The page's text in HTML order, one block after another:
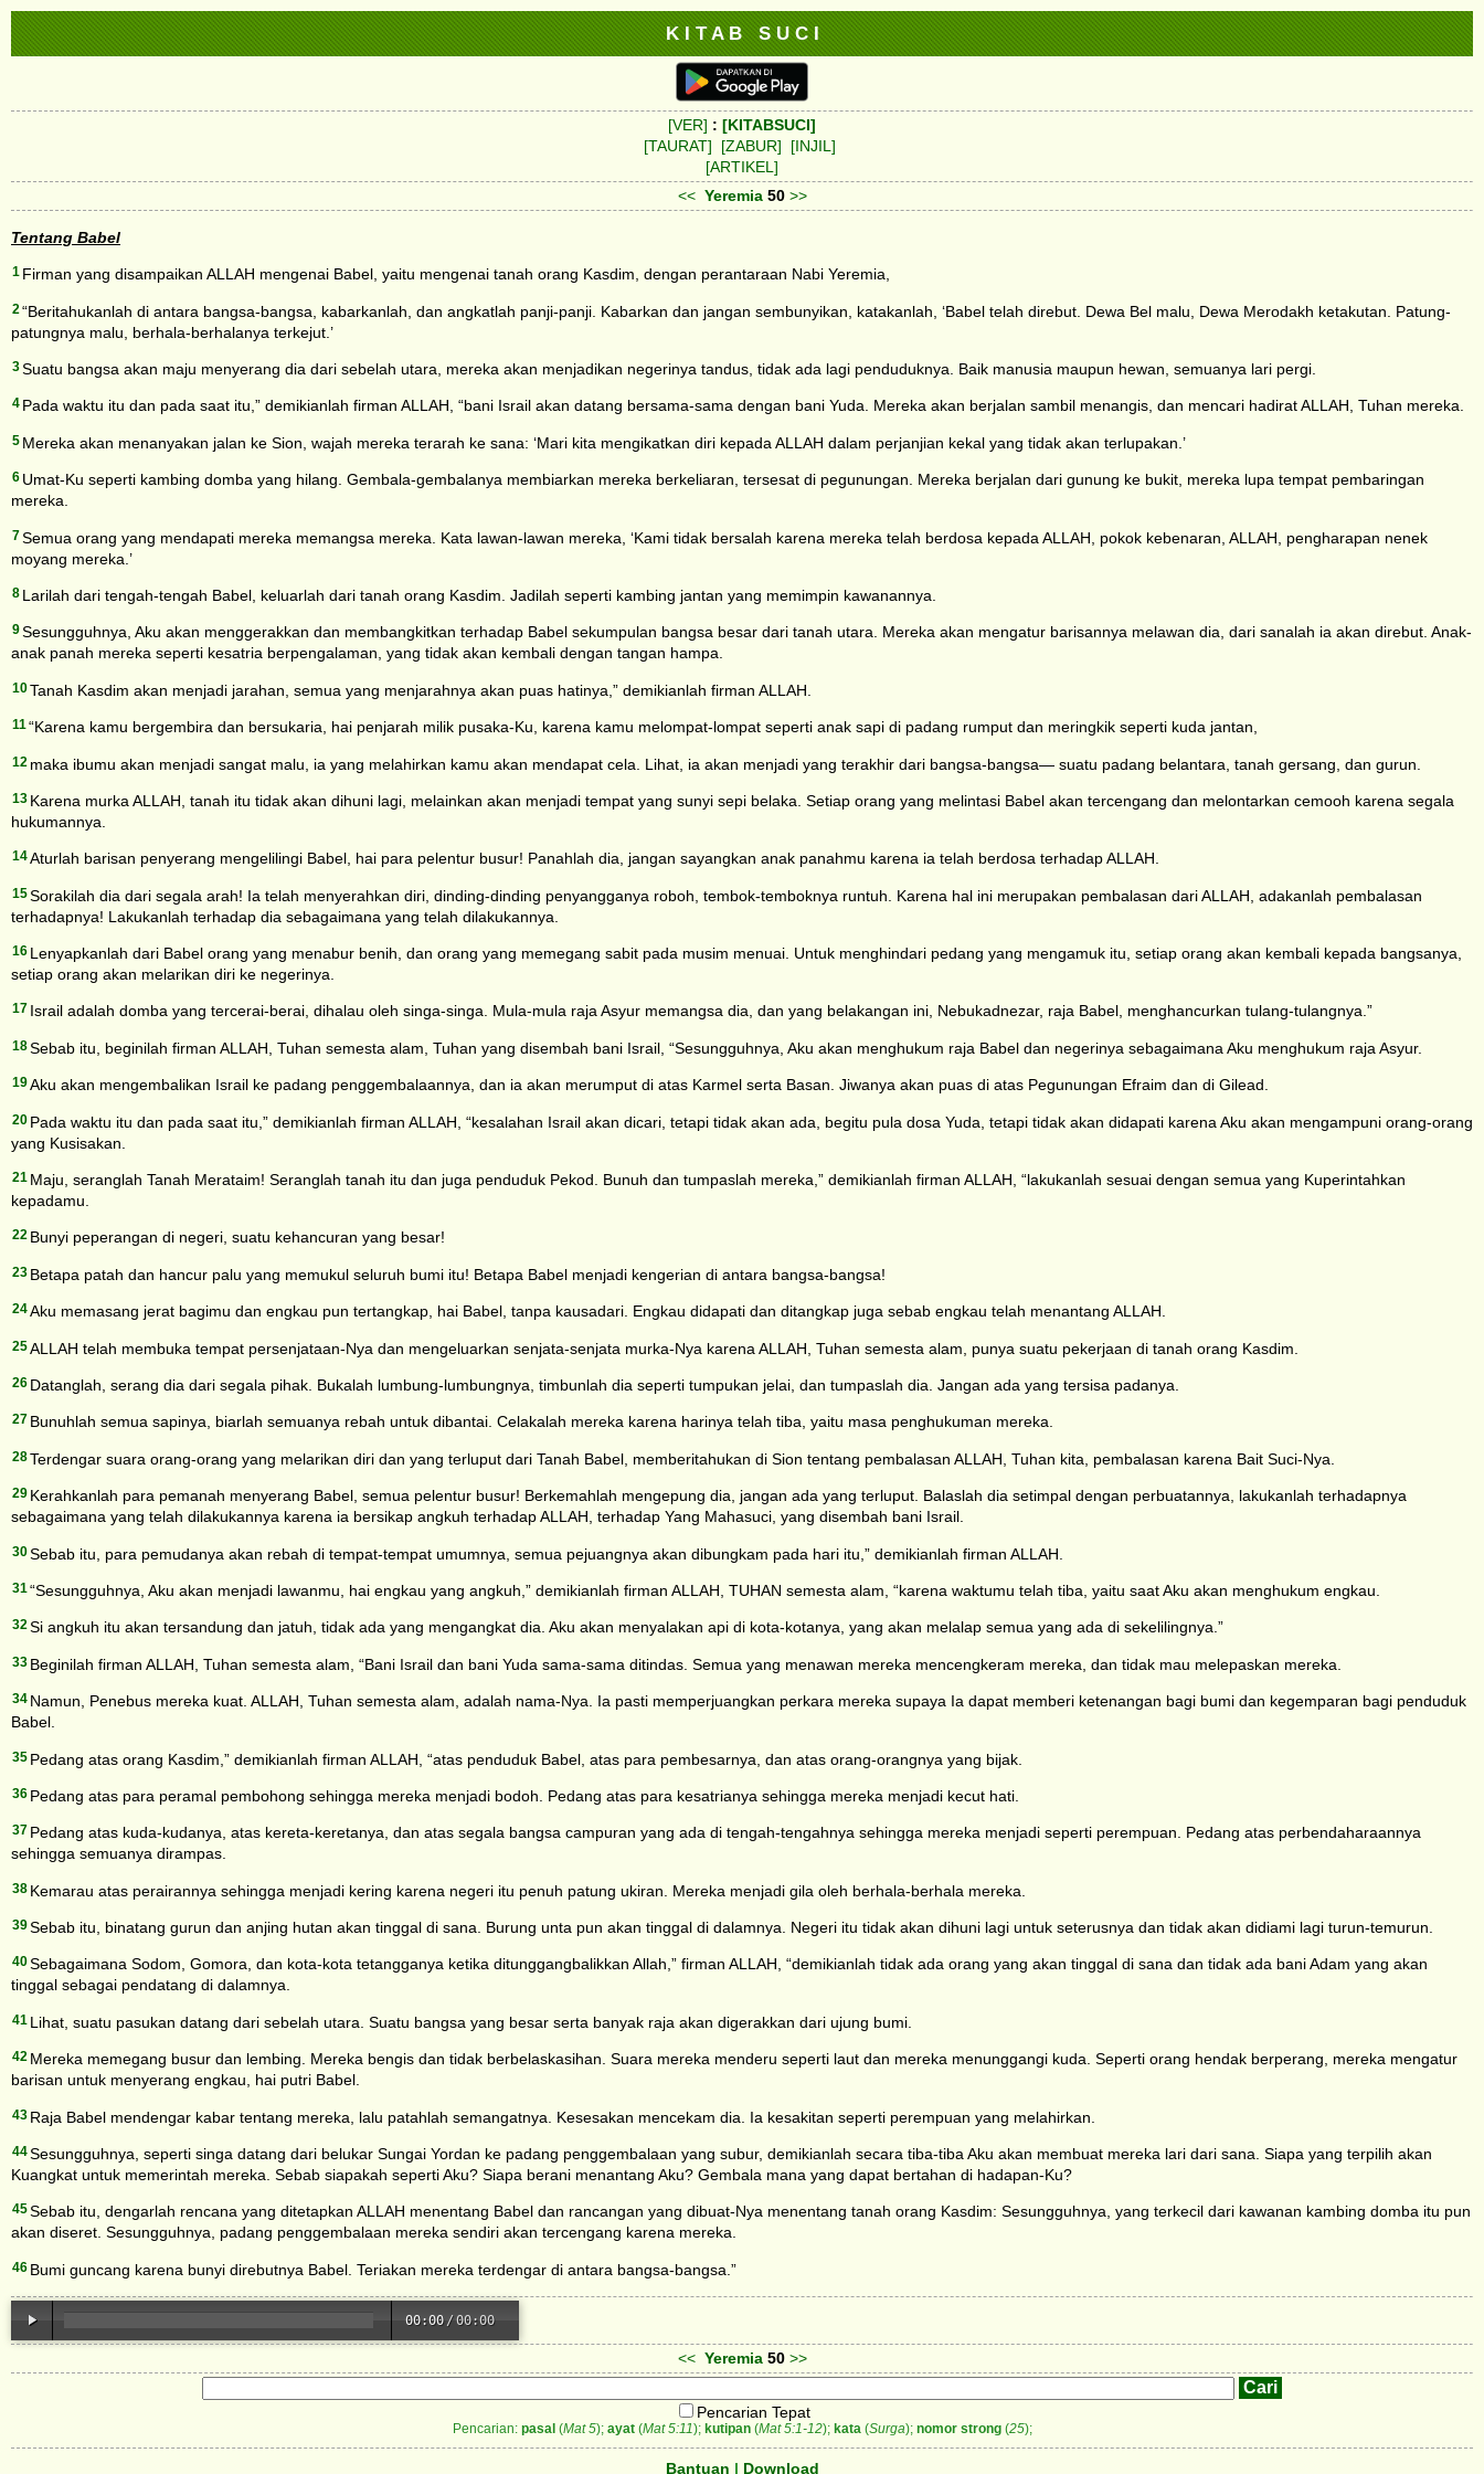
K I T A B S U C I
[VER] : [KITABSUCI]
[TAURAT]
[ZABUR]
[INJIL]
[ARTIKEL]
<< Yeremia50 >>
Tentang Babel
1 Firman yang disampaikan ALLAH mengenai Babel, yaitu mengenai tanah orang Kasdim, dengan perantaraan Nabi Yeremia,
2 “Beritahukanlah di antara bangsa-bangsa, kabarkanlah, dan angkatlah panji-panji. Kabarkan dan jangan sembunyikan, katakanlah, ‘Babel telah direbut. Dewa Bel malu, Dewa Merodakh ketakutan. Patung-
patungnya malu, berhala-berhalanya terkejut.’
3Suatu bangsa akan maju menyerang dia dari sebelah utara, mereka akan menjadikan negerinya tandus, tidak ada lagi penduduknya. Baik manusia maupun hewan, semuanya lari pergi.
4 Pada waktu itu dan pada saat itu,” demikianlah firman ALLAH, “bani Israil akan datang bersama-sama dengan bani Yuda. Mereka akan berjalan sambil menangis, dan mencari hadirat ALLAH, Tuhan mereka.
5 Mereka akan menanyakan jalan ke Sion, wajah mereka terarah ke sana: ‘Mari kita mengikatkan diri kepada ALLAH dalam perjanjian kekal yang tidak akan terlupakan.’
6 Umat-Ku seperti kambing domba yang hilang. Gembala-gembalanya membiarkan mereka berkeliaran, tersesat di pegunungan. Mereka berjalan dari gunung ke bukit, mereka lupa tempat pembaringan
mereka.
7Semua orang yang mendapati mereka memangsa mereka. Kata lawan-lawan mereka, ‘Kami tidak bersalah karena mereka telah berdosa kepada ALLAH, pokok kebenaran, ALLAH, pengharapan nenek
moyang mereka.’
8 Larilah dari tengah-tengah Babel, keluarlah dari tanah orang Kasdim. Jadilah seperti kambing jantan yang memimpin kawanannya.
9Sesungguhnya, Aku akan menggerakkan dan membangkitkan terhadap Babel sekumpulan bangsa besar dari tanah utara. Mereka akan mengatur barisannya melawan dia, dari sanalah ia akan direbut. Anak-
anak panah mereka seperti kesatria berpengalaman, yang tidak akan kembali dengan tangan hampa.
10Tanah Kasdim akan menjadi jarahan, semua yang menjarahnya akan puas hatinya,” demikianlah firman ALLAH.
11 “Karena kamu bergembira dan bersukaria, hai penjarah milik pusaka-Ku, karena kamu melompat-lompat seperti anak sapi di padang rumput dan meringkik seperti kuda jantan,
12 maka ibumu akan menjadi sangat malu, ia yang melahirkan kamu akan mendapat cela. Lihat, ia akan menjadi yang terakhir dari bangsa-bangsa— suatu padang belantara, tanah gersang, dan gurun.
13 Karena murka ALLAH, tanah itu tidak akan dihuni lagi, melainkan akan menjadi tempat yang sunyi sepi belaka. Setiap orang yang melintasi Babel akan tercengang dan melontarkan cemooh karena segala
hukumannya.
14Aturlah barisan penyerang mengelilingi Babel, hai para pelentur busur! Panahlah dia, jangan sayangkan anak panahmu karena ia telah berdosa terhadap ALLAH.
15Sorakilah dia dari segala arah! Ia telah menyerahkan diri, dinding-dinding penyangganya roboh, tembok-temboknya runtuh. Karena hal ini merupakan pembalasan dari ALLAH, adakanlah pembalasan
terhadapnya! Lakukanlah terhadap dia sebagaimana yang telah dilakukannya.
16 Lenyapkanlah dari Babel orang yang menabur benih, dan orang yang memegang sabit pada musim menuai. Untuk menghindari pedang yang mengamuk itu, setiap orang akan kembali kepada bangsanya,
setiap orang akan melarikan diri ke negerinya.
17 Israil adalah domba yang tercerai-berai, dihalau oleh singa-singa. Mula-mula raja Asyur memangsa dia, dan yang belakangan ini, Nebukadnezar, raja Babel, menghancurkan tulang-tulangnya.”
18Sebab itu, beginilah firman ALLAH, Tuhan semesta alam, Tuhan yang disembah bani Israil, “Sesungguhnya, Aku akan menghukum raja Babel dan negerinya sebagaimana Aku menghukum raja Asyur.
19Aku akan mengembalikan Israil ke padang penggembalaannya, dan ia akan merumput di atas Karmel serta Basan. Jiwanya akan puas di atas Pegunungan Efraim dan di Gilead.
20 Pada waktu itu dan pada saat itu,” demikianlah firman ALLAH, “kesalahan Israil akan dicari, tetapi tidak akan ada, begitu pula dosa Yuda, tetapi tidak akan didapati karena Aku akan mengampuni orang-orang
yang Kusisakan.
21 Maju, seranglah Tanah Merataim! Seranglah tanah itu dan juga penduduk Pekod. Bunuh dan tumpaslah mereka,” demikianlah firman ALLAH, “lakukanlah sesuai dengan semua yang Kuperintahkan
kepadamu.
22 Bunyi peperangan di negeri, suatu kehancuran yang besar!
23 Betapa patah dan hancur palu yang memukul seluruh bumi itu! Betapa Babel menjadi kengerian di antara bangsa-bangsa!
24Aku memasang jerat bagimu dan engkau pun tertangkap, hai Babel, tanpa kausadari. Engkau didapati dan ditangkap juga sebab engkau telah menantang ALLAH.
25ALLAH telah membuka tempat persenjataan-Nya dan mengeluarkan senjata-senjata murka-Nya karena ALLAH, Tuhan semesta alam, punya suatu pekerjaan di tanah orang Kasdim.
26 Datanglah, serang dia dari segala pihak. Bukalah lumbung-lumbungnya, timbunlah dia seperti tumpukan jelai, dan tumpaslah dia. Jangan ada yang tersisa padanya.
27 Bunuhlah semua sapinya, biarlah semuanya rebah untuk dibantai. Celakalah mereka karena harinya telah tiba, yaitu masa penghukuman mereka.
28Terdengar suara orang-orang yang melarikan diri dan yang terluput dari Tanah Babel, memberitahukan di Sion tentang pembalasan ALLAH, Tuhan kita, pembalasan karena Bait Suci-Nya.
29 Kerahkanlah para pemanah menyerang Babel, semua pelentur busur! Berkemahlah mengepung dia, jangan ada yang terluput. Balaslah dia setimpal dengan perbuatannya, lakukanlah terhadapnya
sebagaimana yang telah dilakukannya karena ia bersikap angkuh terhadap ALLAH, terhadap Yang Mahasuci, yang disembah bani Israil.
30Sebab itu, para pemudanya akan rebah di tempat-tempat umumnya, semua pejuangnya akan dibungkam pada hari itu,” demikianlah firman ALLAH.
31 “Sesungguhnya, Aku akan menjadi lawanmu, hai engkau yang angkuh,” demikianlah firman ALLAH, TUHAN semesta alam, “karena waktumu telah tiba, yaitu saat Aku akan menghukum engkau.
32 Si angkuh itu akan tersandung dan jatuh, tidak ada yang mengangkat dia. Aku akan menyalakan api di kota-kotanya, yang akan melalap semua yang ada di sekelilingnya.”
33 Beginilah firman ALLAH, Tuhan semesta alam, “Bani Israil dan bani Yuda sama-sama ditindas. Semua yang menawan mereka mencengkeram mereka, dan tidak mau melepaskan mereka.
34 Namun, Penebus mereka kuat. ALLAH, Tuhan semesta alam, adalah nama-Nya. Ia pasti memperjuangkan perkara mereka supaya Ia dapat memberi ketenangan bagi bumi dan kegemparan bagi penduduk
Babel.
35 Pedang atas orang Kasdim,” demikianlah firman ALLAH, “atas penduduk Babel, atas para pembesarnya, dan atas orang-orangnya yang bijak.
36 Pedang atas para peramal pembohong sehingga mereka menjadi bodoh. Pedang atas para kesatrianya sehingga mereka menjadi kecut hati.
37 Pedang atas kuda-kudanya, atas kereta-keretanya, dan atas segala bangsa campuran yang ada di tengah-tengahnya sehingga mereka menjadi seperti perempuan. Pedang atas perbendaharaannya
sehingga semuanya dirampas.
38 Kemarau atas perairannya sehingga menjadi kering karena negeri itu penuh patung ukiran. Mereka menjadi gila oleh berhala-berhala mereka.
39Sebab itu, binatang gurun dan anjing hutan akan tinggal di sana. Burung unta pun akan tinggal di dalamnya. Negeri itu tidak akan dihuni lagi untuk seterusnya dan tidak akan didiami lagi turun-temurun.
40Sebagaimana Sodom, Gomora, dan kota-kota tetangganya ketika ditunggangbalikkan Allah,” firman ALLAH, “demikianlah tidak ada orang yang akan tinggal di sana dan tidak ada bani Adam yang akan
tinggal sebagai pendatang di dalamnya.
41 Lihat, suatu pasukan datang dari sebelah utara. Suatu bangsa yang besar serta banyak raja akan digerakkan dari ujung bumi.
42 Mereka memegang busur dan lembing. Mereka bengis dan tidak berbelaskasihan. Suara mereka menderu seperti laut dan mereka menunggangi kuda. Seperti orang hendak berperang, mereka mengatur
barisan untuk menyerang engkau, hai putri Babel.
43 Raja Babel mendengar kabar tentang mereka, lalu patahlah semangatnya. Kesesakan mencekam dia. Ia kesakitan seperti perempuan yang melahirkan.
44Sesungguhnya, seperti singa datang dari belukar Sungai Yordan ke padang penggembalaan yang subur, demikianlah secara tiba-tiba Aku akan membuat mereka lari dari sana. Siapa yang terpilih akan
Kuangkat untuk memerintah mereka. Sebab siapakah seperti Aku? Siapa berani menantang Aku? Gembala mana yang dapat bertahan di hadapan-Ku?
45Sebab itu, dengarlah rencana yang ditetapkan ALLAH menentang Babel dan rancangan yang dibuat-Nya menentang tanah orang Kasdim: Sesungguhnya, yang terkecil dari kawanan kambing domba itu pun
akan diseret. Sesungguhnya, padang penggembalaan mereka sendiri akan tercengang karena mereka.
46 Bumi guncang karena bunyi direbutnya Babel. Teriakan mereka terdengar di antara bangsa-bangsa.”
00:00 /00:00
<< Yeremia50 >>
Pencarian Tepat
Pencarian: pasal (Mat 5); ayat(Mat 5:11); kutipan(Mat 5:1-12); kata(Surga); nomor strong(25);
Bantuan | Download